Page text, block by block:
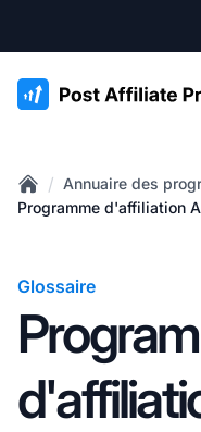
:site.title
Home
/ Annuaire des
Programme d'affiliation
Glossaire